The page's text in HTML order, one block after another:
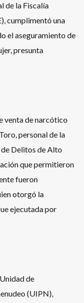
de la Fiscalía
cumplimentó una
el aseguramiento de
presunta
venta de narcótico
personal de la
Delitos de Alto
que permitieron
fueron
otorgó la
ejecutada por
de
(UIPN),